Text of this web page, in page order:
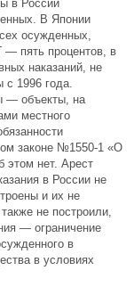
в России
В Японии
осужденных,
пять процентов, в
наказаний, не
с 1996 года.
— объекты, на
местного
законе №1550-1 «О
этом нет. Арест
в России не
и их не
не построили,
— ограничение
в
в условиях